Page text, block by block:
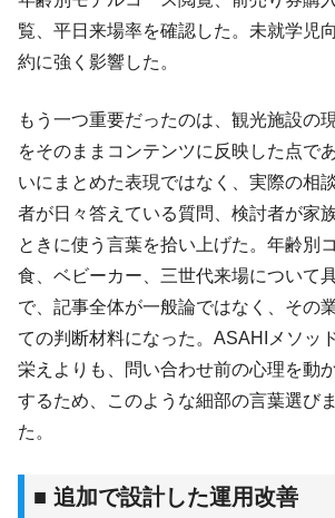
覧、平日来場率を確認した。未就学児
約に強く影響した。
もう一つ重要だったのは、観光施設の
をそのままコンテンツに反映した点で
いにまとめた表現ではなく、実際の相
者が日々答えている質問、検討者が家
ときに使う言葉を拾い上げた。年齢別
食、ベビーカー、三世代来場について
で、記事全体が一般論ではなく、その
ての判断材料になった。ASAHIメソッ
栄えよりも、問い合わせ前の心理を動
するため、このような細部の言葉選び
た。
■ 追加で設計した運用改善